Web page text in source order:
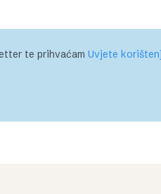
te prihvaćam Uvjete